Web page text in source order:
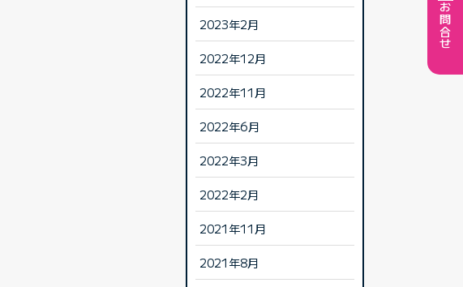
お問合せ
2023年2月
2022年12月
2022年11月
2022年6月
2022年3月
2022年2月
2021年11月
2021年8月